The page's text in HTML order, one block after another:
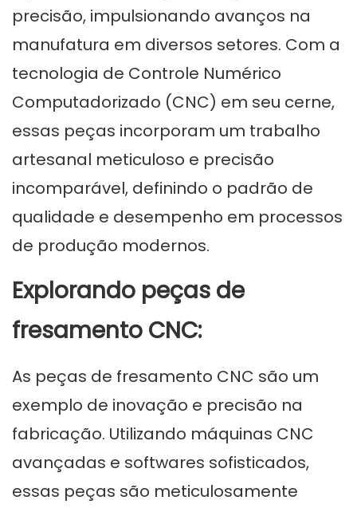
precisão, impulsionando avanços na
manufatura em diversos setores. Com a
tecnologia de Controle Numérico
Computadorizado (CNC) em seu cerne,
essas peças incorporam um trabalho
artesanal meticuloso e precisão
incomparável, definindo o padrão de
qualidade e desempenho em processos
de produção modernos.
Explorando peças de
fresamento CNC:
As peças de fresamento CNC são um
exemplo de inovação e precisão na
fabricação. Utilizando máquinas CNC
avançadas e softwares sofisticados,
essas peças são meticulosamente